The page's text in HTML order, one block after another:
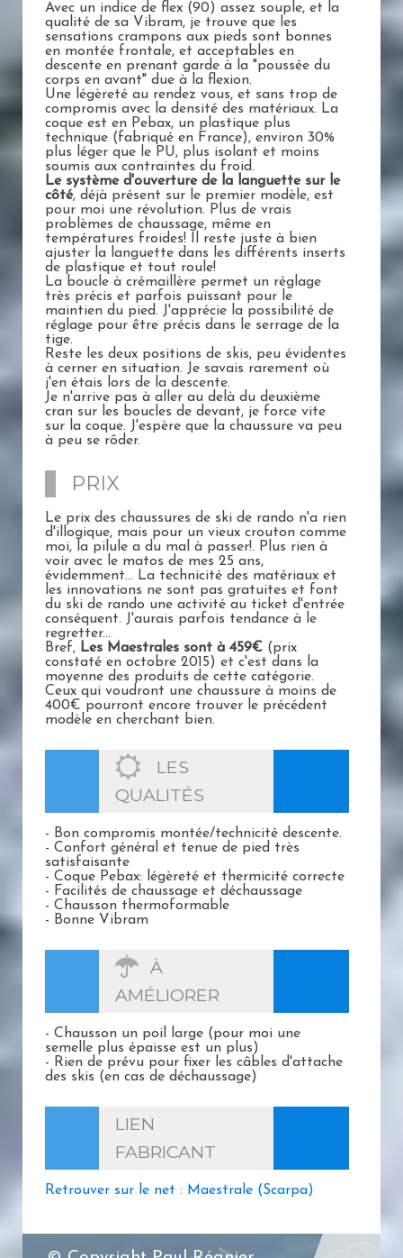
Avec un indice de flex (90) assez souple, et la
qualité de sa Vibram, je trouve que les
sensations crampons aux pieds sont bonnes
en montée frontale, et acceptables en
descente en prenant garde à la "poussée du
corps en avant" due à la flexion.
Une légèreté au rendez vous, et sans trop de
compromis avec la densité des matériaux. La
coque est en Pebax, un plastique plus
technique (fabriqué en France), environ 30%
plus léger que le PU, plus isolant et moins
soumis aux contraintes du froid.
Le système d'ouverture de la languette sur le
côté, déjà présent sur le premier modèle, est
pour moi une révolution. Plus de vrais
problèmes de chaussage, même en
températures froides! Il reste juste à bien
ajuster la languette dans les différents inserts
de plastique et tout roule!
La boucle à crémaillère permet un réglage
très précis et parfois puissant pour le
maintien du pied. J'apprécie la possibilité de
réglage pour être précis dans le serrage de la
tige.
Reste les deux positions de skis, peu évidentes
à cerner en situation. Je savais rarement où
j'en étais lors de la descente.
Je n'arrive pas à aller au delà du deuxième
cran sur les boucles de devant, je force vite
sur la coque. J'espère que la chaussure va peu
à peu se rôder.
PRIX
Le prix des chaussures de ski de rando n'a rien
d'illogique, mais pour un vieux crouton comme
moi, la pilule a du mal à passer!. Plus rien à
voir avec le matos de mes 25 ans,
évidemment... La technicité des matériaux et
les innovations ne sont pas gratuites et font
du ski de rando une activité au ticket d'entrée
conséquent. J'aurais parfois tendance à le
regretter...
Bref, Les Maestrales sont à 459€ (prix
constaté en octobre 2015) et c'est dans la
moyenne des produits de cette catégorie.
Ceux qui voudront une chaussure à moins de
400€ pourront encore trouver le précédent
modèle en cherchant bien.
LES
QUALITÉS
- Bon compromis montée/technicité descente.
- Confort général et tenue de pied très
satisfaisante
- Coque Pebax: légèreté et thermicité correcte
- Facilités de chaussage et déchaussage
- Chausson thermoformable
- Bonne Vibram
À
AMÉLIORER
- Chausson un poil large (pour moi une
semelle plus épaisse est un plus)
- Rien de prévu pour fixer les câbles d'attache
des skis (en cas de déchaussage)
LIEN
FABRICANT
Retrouver sur le net : Maestrale (Scarpa)